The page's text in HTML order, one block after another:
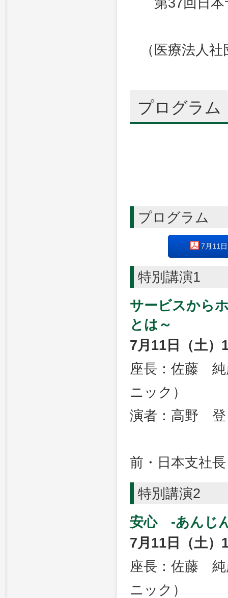
（医療法人
プログラム
プログラム
7月11
特別講演1
サービスから
とは～
7月11日（土
座長：佐藤
ニック）
演者：高野 登
前・日本支社
特別講演2
安心 -あんじ
7月11日（土
座長：佐藤
ニック）